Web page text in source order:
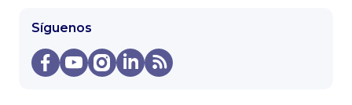
Síguenos